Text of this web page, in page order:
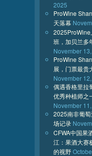
2025
ProWine
天落幕
班，加贝兰多
November
ProWine
展，门票最贵
November
偶遇香格里拉
优秀种植师之
November
2025南非葡
场记录
CFWA中国果
江：果酒大赛
的视野